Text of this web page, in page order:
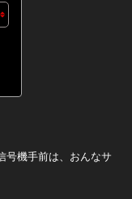
号機手前は、おんなサ